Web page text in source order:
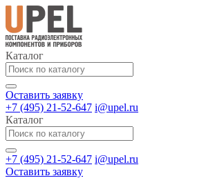
Каталог
Оставить заявку
+7 (495) 21-52-647 i@upel.ru
Каталог
+7 (495) 21-52-647 i@upel.ru
Оставить заявку